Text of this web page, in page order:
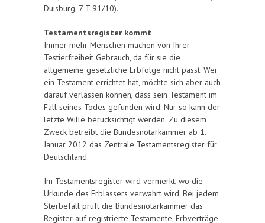
Duisburg, 7 T 91/10).
Testamentsregister kommt
Immer mehr Menschen machen von Ihrer
Testierfreiheit Gebrauch, da für sie die
allgemeine gesetzliche Erbfolge nicht passt. Wer
ein Testament errichtet hat, möchte sich aber auch
darauf verlassen können, dass sein Testament im
Fall seines Todes gefunden wird. Nur so kann der
letzte Wille berücksichtigt werden. Zu diesem
Zweck betreibt die Bundesnotarkammer ab 1.
Januar 2012 das Zentrale Testamentsregister für
Deutschland.
Im Testamentsregister wird vermerkt, wo die
Urkunde des Erblassers verwahrt wird. Bei jedem
Sterbefall prüft die Bundesnotarkammer das
Register auf registrierte Testamente, Erbverträge